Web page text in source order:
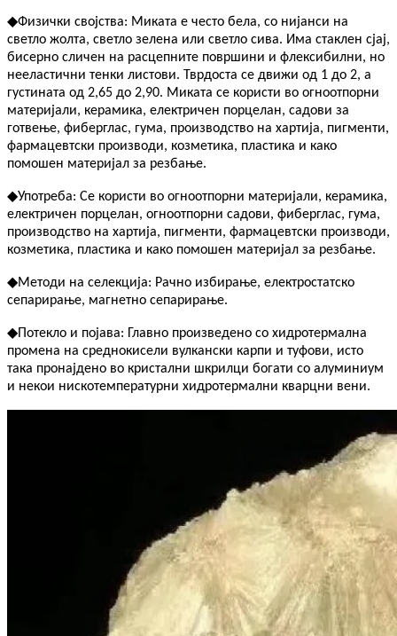
◆Физички својства: Миката е често бела, со нијанси на
светло жолта, светло зелена или светло сива. Има стаклен сјај,
бисерно сличен на расцепните површини и флексибилни, но
нееластични тенки листови. Тврдоста се движи од 1 до 2, а
густината од 2,65 до 2,90. Миката се користи во огноотпорни
материјали, керамика, електричен порцелан, садови за
готвење, фиберглас, гума, производство на хартија, пигменти,
фармацевтски производи, козметика, пластика и како
помошен материјал за резбање.
◆Употреба: Се користи во огноотпорни материјали, керамика,
електричен порцелан, огноотпорни садови, фиберглас, гума,
производство на хартија, пигменти, фармацевтски производи,
козметика, пластика и како помошен материјал за резбање.
◆Методи на селекција: Рачно избирање, електростатско
сепарирање, магнетно сепарирање.
◆Потекло и појава: Главно произведено со хидротермална
промена на среднокисели вулкански карпи и туфови, исто
така пронајдено во кристални шкрилци богати со алуминиум
и некои нискотемпературни хидротермални кварцни вени.